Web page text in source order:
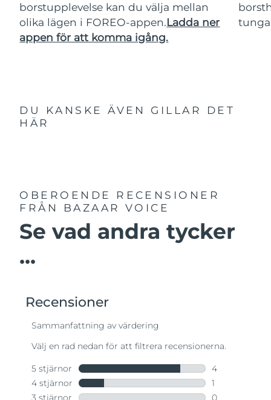
borstupplevelse kan du välja mellan
olika lägen i FOREO-appen.Ladda ner
appen för att komma igång.
DU KANSKE ÄVEN GILLAR DET
HÄR
OBEROENDE RECENSIONER
FRÅN BAZAAR VOICE
Se vad andra tycker
...